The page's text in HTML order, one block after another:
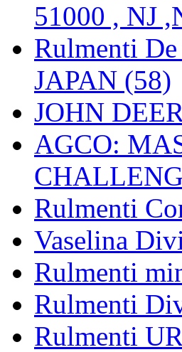
51000 , NJ
Rulmenti
JAPAN (58)
JOHN
AGCO:
Rulmenti
Vaselina
Rulmenti
Rulmenti
Rulmenti